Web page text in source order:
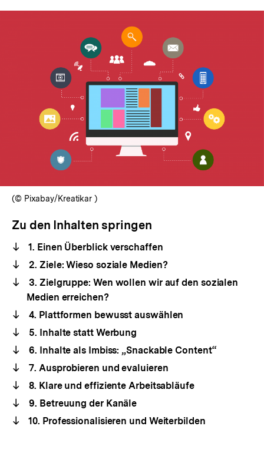
(© Pixabay/Kreatikar )
Zu den Inhalten springen
1. Einen Überblick verschaffen
2. Ziele: Wieso soziale Medien?
3. Zielgruppe: Wen wollen wir auf den sozialen
Medien erreichen?
4. Plattformen bewusst auswählen
5. Inhalte statt Werbung
6. Inhalte als Imbiss: „Snackable Content“
7. Ausprobieren und evaluieren
8. Klare und effiziente Arbeitsabläufe
9. Betreuung der Kanäle
10. Professionalisieren und Weiterbilden